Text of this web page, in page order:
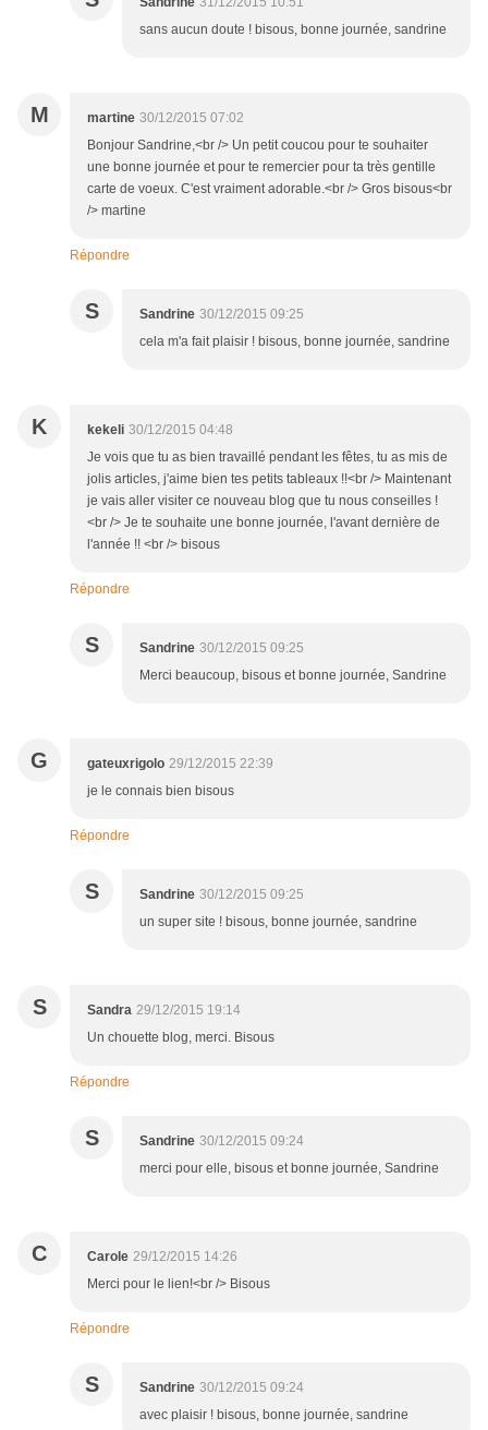
sans aucun doute ! bisous, bonne journée, sandrine
M martine 30/12/2015 07:02
Bonjour Sandrine,<br /> Un petit coucou pour te souhaiter
une bonne journée et pour te remercier pour ta très gentille
carte de voeux. C'est vraiment adorable.<br /> Gros bisous<br
/> martine
Répondre
S Sandrine 30/12/2015 09:25
cela m'a fait plaisir ! bisous, bonne journée, sandrine
K kekeli 30/12/2015 04:48
Je vois que tu as bien travaillé pendant les fêtes, tu as mis de
jolis articles, j'aime bien tes petits tableaux !!<br /> Maintenant
je vais aller visiter ce nouveau blog que tu nous conseilles !
<br /> Je te souhaite une bonne journée, l'avant dernière de
l'année !! <br /> bisous
Répondre
S Sandrine 30/12/2015 09:25
Merci beaucoup, bisous et bonne journée, Sandrine
G gateuxrigolo 29/12/2015 22:39
je le connais bien bisous
Répondre
S Sandrine 30/12/2015 09:25
un super site ! bisous, bonne journée, sandrine
S Sandra 29/12/2015 19:14
Un chouette blog, merci. Bisous
Répondre
S Sandrine 30/12/2015 09:24
merci pour elle, bisous et bonne journée, Sandrine
C Carole 29/12/2015 14:26
Merci pour le lien!<br /> Bisous
Répondre
S Sandrine 30/12/2015 09:24
avec plaisir ! bisous, bonne journée, sandrine